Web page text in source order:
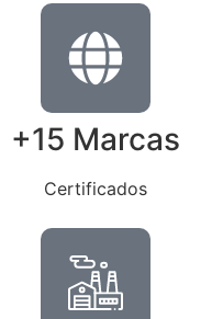
+15 Marcas
Certificados